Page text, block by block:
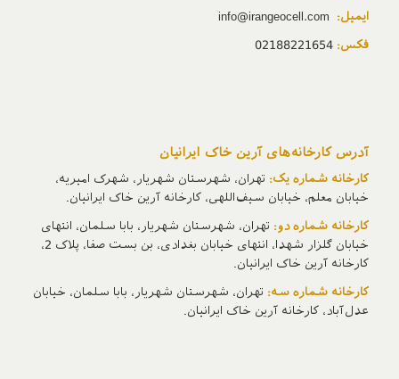
ایمیل:
فکس: 02188221654
آدرس‌ کارخانه‌های آرین خاک ایرانیان
کارخانه شماره یک: تهران، شهرستان شهریار، شهرک امیریه،
خیابان معلم، خیابان سیف‌اللهی، کارخانه آرین خاک ایرانیان.
کارخانه شماره دو: تهران، شهرستان شهریار، بابا سلمان، انتهای
خیابان گلزار شهدا، انتهای خیابان بغدادی، بن بست صفا، پلاک 2،
کارخانه آرین خاک ایرانیان.
کارخانه شماره سه: تهران، شهرستان شهریار، بابا سلمان، خیابان
عدل‌آباد، کارخانه آرین خاک ایرانیان.